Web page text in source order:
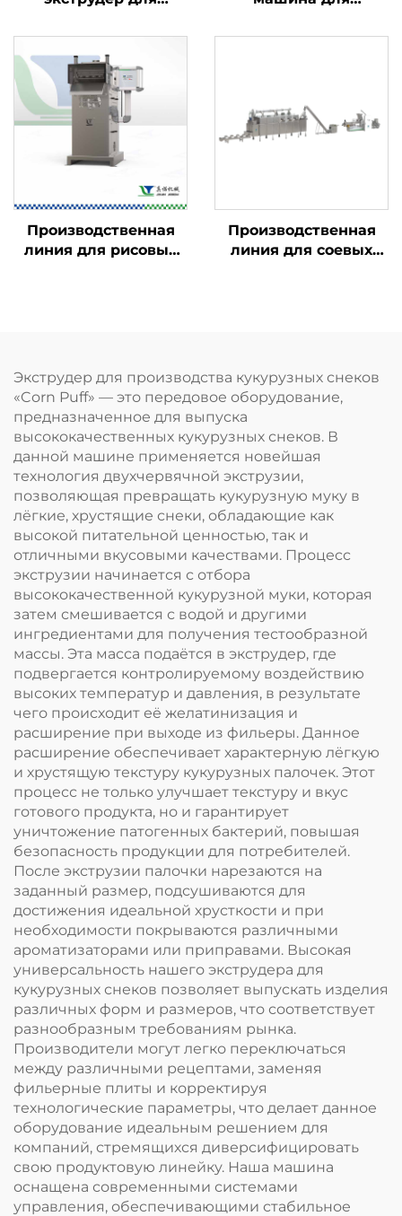
пищевых продуктов
Производственная
линия для рисовых
Производственная
линия для соевых
Экструдер для производства кукурузных снеков
«Corn Puff» — это передовое оборудование,
предназначенное для выпуска
высококачественных кукурузных снеков. В
данной машине применяется новейшая
технология двухчервячной экструзии,
позволяющая превращать кукурузную муку в
лёгкие, хрустящие снеки, обладающие как
высокой питательной ценностью, так и
отличными вкусовыми качествами. Процесс
экструзии начинается с отбора
высококачественной кукурузной муки, которая
затем смешивается с водой и другими
ингредиентами для получения тестообразной
массы. Эта масса подаётся в экструдер, где
подвергается контролируемому воздействию
высоких температур и давления, в результате
чего происходит её желатинизация и
расширение при выходе из фильеры. Данное
расширение обеспечивает характерную лёгкую
и хрустящую текстуру кукурузных палочек. Этот
процесс не только улучшает текстуру и вкус
готового продукта, но и гарантирует
уничтожение патогенных бактерий, повышая
безопасность продукции для потребителей.
После экструзии палочки нарезаются на
заданный размер, подсушиваются для
достижения идеальной хрусткости и при
необходимости покрываются различными
ароматизаторами или приправами. Высокая
универсальность нашего экструдера для
кукурузных снеков позволяет выпускать изделия
различных форм и размеров, что соответствует
разнообразным требованиям рынка.
Производители могут легко переключаться
между различными рецептами, заменяя
фильерные плиты и корректируя
технологические параметры, что делает данное
оборудование идеальным решением для
компаний, стремящихся диверсифицировать
свою продуктовую линейку. Наша машина
оснащена современными системами
управления, обеспечивающими стабильное